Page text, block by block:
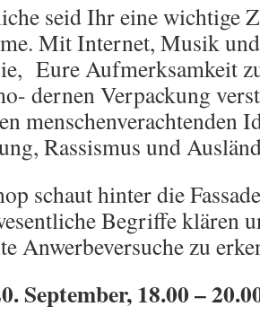
seid Ihr eine wichtige
Mit Internet, Musik
Eure Aufmerksamkeit
dernen Verpackung
menschenverachtenden
Rassismus und
schaut hinter die
Begriffe klären
Anwerbeversuche zu
September, 18.00 –